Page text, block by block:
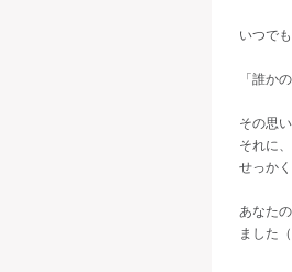
いつで
「誰か
その思
それに
せっか
あなた
ました